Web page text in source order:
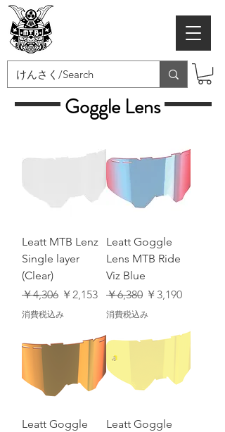
Goggle Lens
Leatt MTB Lenz
Single layer
(Clear)
通常価格
￥4,306 セール価格
￥2,153
消費税込み
Leatt Goggle
Lens MTB Ride
Viz Blue
通常価格
￥6,380 セール価格
￥3,190
消費税込み
Leatt Goggle
Leatt Goggle